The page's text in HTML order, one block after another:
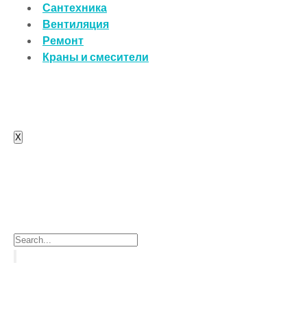
Сантехника
Вентиляция
Ремонт
Краны и смесители
X